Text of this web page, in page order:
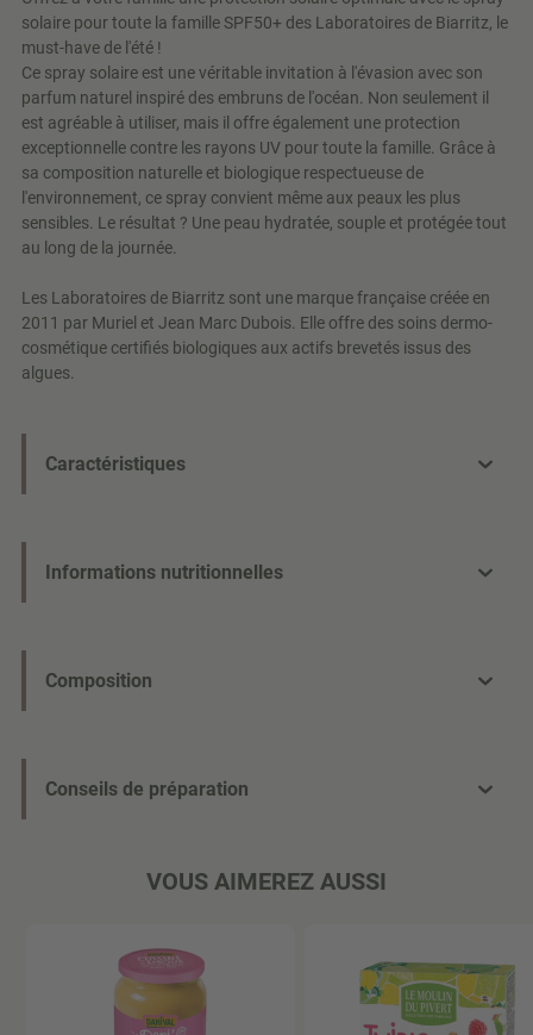
solaire pour toute la famille SPF50+ des Laboratoires de Biarritz, le
must-have de l'été !
Ce spray solaire est une véritable invitation à l'évasion avec son
parfum naturel inspiré des embruns de l'océan. Non seulement il
est agréable à utiliser, mais il offre également une protection
exceptionnelle contre les rayons UV pour toute la famille. Grâce à
sa composition naturelle et biologique respectueuse de
l'environnement, ce spray convient même aux peaux les plus
sensibles. Le résultat ? Une peau hydratée, souple et protégée tout
au long de la journée.
Les Laboratoires de Biarritz sont une marque française créée en
2011 par Muriel et Jean Marc Dubois. Elle offre des soins dermo-
cosmétique certifiés biologiques aux actifs brevetés issus des
algues.
Caractéristiques
Informations nutritionnelles
Composition
Conseils de préparation
VOUS AIMEREZ AUSSI